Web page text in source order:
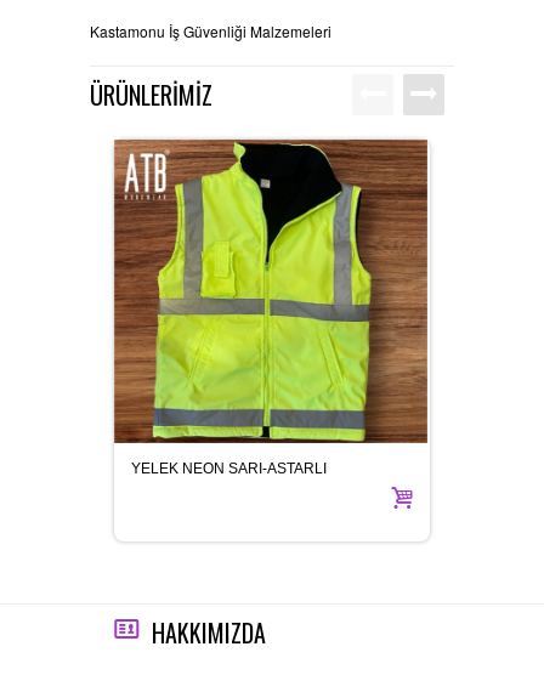
Kastamonu İş Güvenliği Malzemeleri
ÜRÜNLERİMİZ
YELEK NEON SARI-ASTARLI
HAKKIMIZDA